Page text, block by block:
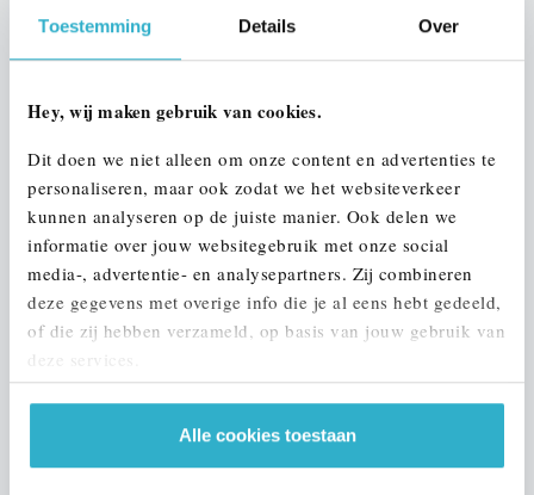
Toestemming Details Over
Hey, wij maken gebruik van cookies.
Dit doen we niet alleen om onze content en advertenties te
personaliseren, maar ook zodat we het websiteverkeer
kunnen analyseren op de juiste manier. Ook delen we
informatie over jouw websitegebruik met onze social
media-, advertentie- en analysepartners. Zij combineren
deze gegevens met overige info die je al eens hebt gedeeld,
of die zij hebben verzameld, op basis van jouw gebruik van
deze services.
Alle cookies toestaan
Cooper S JCW Rockingham GT Automaat